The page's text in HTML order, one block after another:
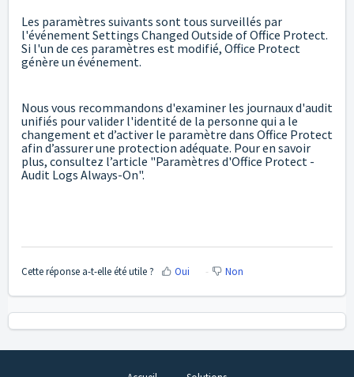
Les paramètres suivants sont tous surveillés par
l'événement Settings Changed Outside of Office Protect.
Si l'un de ces paramètres est modifié, Office Protect
génère un événement.
Nous vous recommandons d'examiner les journaux d'audit
unifiés pour valider l'identité de la personne qui a le
changement et d’activer le paramètre dans Office Protect
afin d’assurer une protection adéquate. Pour en savoir
plus, consultez l’article "Paramètres d'Office Protect -
Audit Logs Always-On".
Cette réponse a-t-elle été utile ? Oui Non